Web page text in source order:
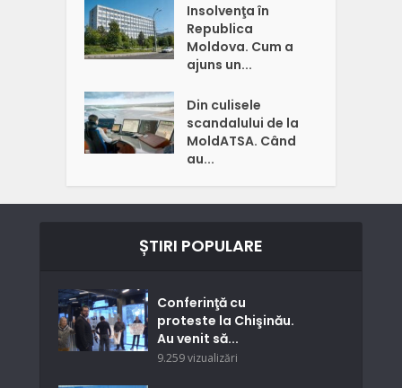
Insolvenţa în
Republica
Moldova. Cum a
ajuns un...
Din culisele
scandalului de la
MoldATSA. Când
au...
ȘTIRI POPULARE
Conferinţă cu
proteste la Chişinău.
Au venit să...
9.259 vizualizări